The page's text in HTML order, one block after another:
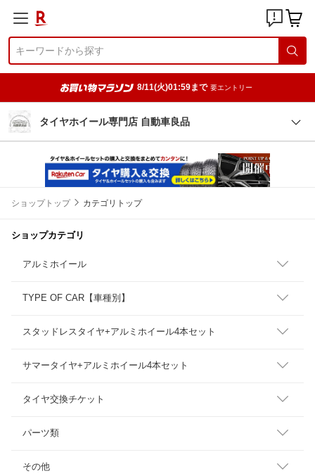
8/11(火)01:59まで 要エントリー
タイヤホイール専門店 自動車良品
ショップトップ カテゴリトップ
ショップカテゴリ
アルミホイール
TYPE OF CAR【車種別】
スタッドレスタイヤ+アルミホイール4本セット
サマータイヤ+アルミホイール4本セット
タイヤ交換チケット
パーツ類
その他